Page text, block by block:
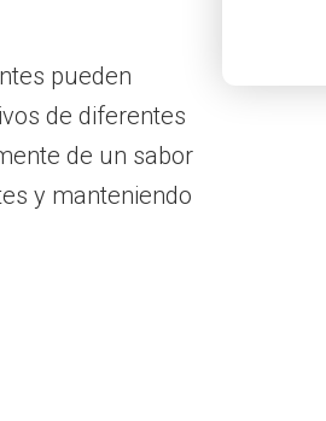
pueden
de diferentes
de un sabor
y manteniendo